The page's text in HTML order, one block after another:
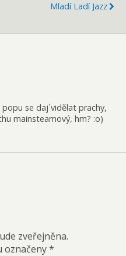
Mladí Ladí Jazz
se daj´vidělat prachy,
mainsteamový, hm? :o)
zveřejněna.
označeny*